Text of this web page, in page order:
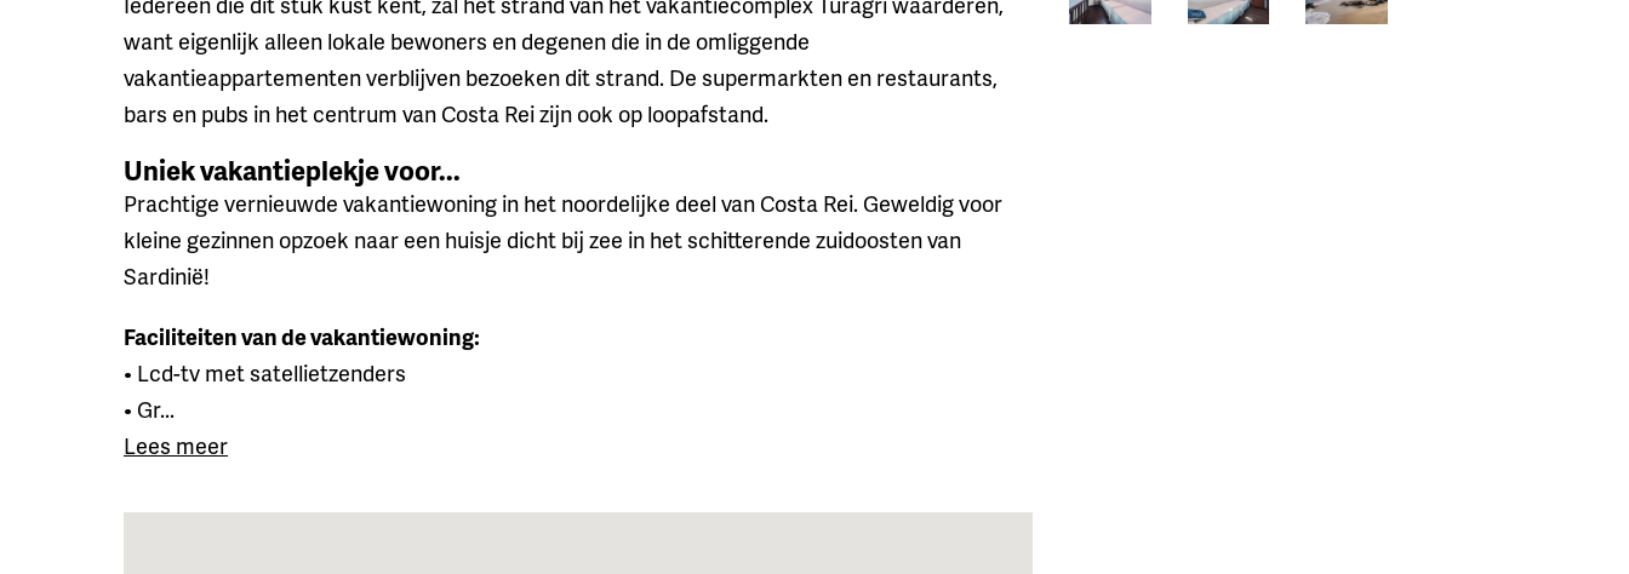
want eigenlijk alleen lokale bewoners en degenen die in de omliggende
vakantieappartementen verblijven bezoeken dit strand. De supermarkten en restaurants,
bars en pubs in het centrum van Costa Rei zijn ook op loopafstand.
Uniek vakantieplekje voor...
Prachtige vernieuwde vakantiewoning in het noordelijke deel van Costa Rei. Geweldig voor
kleine gezinnen opzoek naar een huisje dicht bij zee in het schitterende zuidoosten van
Sardinië!
Faciliteiten van de vakantiewoning:
• Lcd-tv met satellietzenders
• Gr...
Lees meer